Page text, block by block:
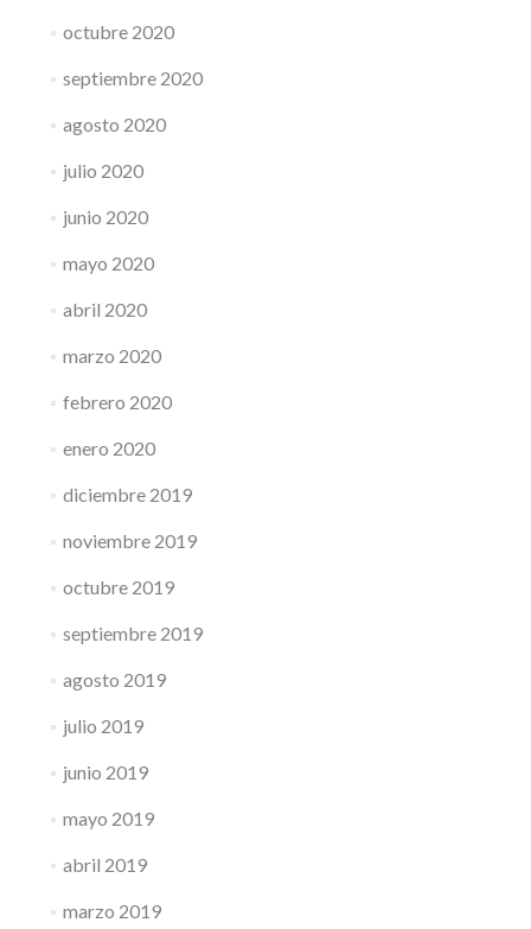
octubre 2020
septiembre 2020
agosto 2020
julio 2020
junio 2020
mayo 2020
abril 2020
marzo 2020
febrero 2020
enero 2020
diciembre 2019
noviembre 2019
octubre 2019
septiembre 2019
agosto 2019
julio 2019
junio 2019
mayo 2019
abril 2019
marzo 2019